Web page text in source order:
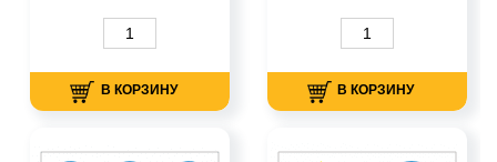
В КОРЗИНУ В КОРЗИНУ